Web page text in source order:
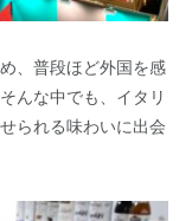
、普段ほど外国を感
んな中でも、イタリ
られる味わいに出会